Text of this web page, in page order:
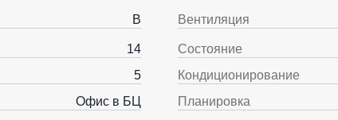
B
14
5
Офис в БЦ
Вентиляция
Состояние
Кондиционирование
Планировка